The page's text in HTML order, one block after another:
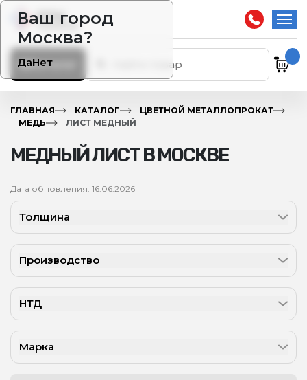
Ваш город
Москва?
ДаНет
Каталог
ГЛАВНАЯ КАТАЛОГ
ЦВЕТНОЙ МЕТАЛЛОПРОКАТ
МЕДЬ
ЛИСТ МЕДНЫЙ
МЕДНЫЙ ЛИСТ В МОСКВЕ
Дата обновления: 16.06.2026
Толщина
Производство
НТД
Марка